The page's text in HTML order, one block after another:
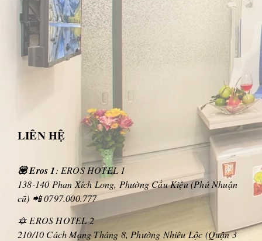
LIÊN HỆ
💟 Eros 1: EROS HOTEL 1
138-140 Phan Xích Long, Phường Cầu Kiệu (Phú Nhuận
cũ) 📲 0797.000.777
🔯 EROS HOTEL 2
210/10 Cách Mạng Tháng 8, Phường Nhiêu Lộc (Quận 3